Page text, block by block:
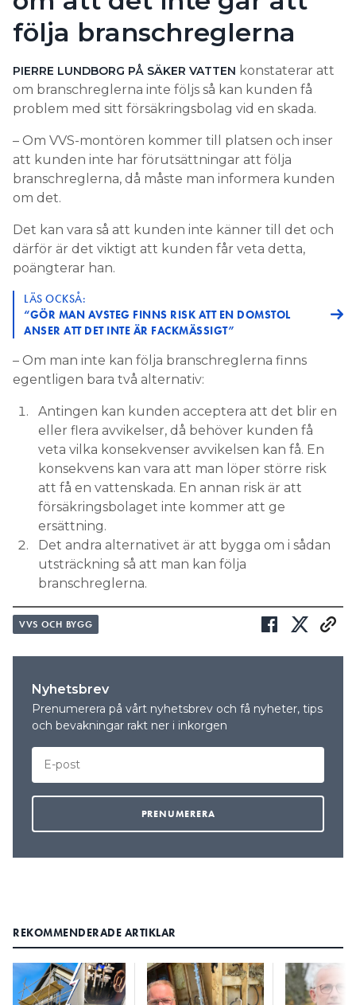
följa branschreglerna
PIERRE LUNDBORG PÅ SÄKER VATTEN konstaterar att
om branschreglerna inte följs så kan kunden få
problem med sitt försäkringsbolag vid en skada.
– Om VVS-montören kommer till platsen och inser
att kunden inte har förutsättningar att följa
branschreglerna, då måste man informera kunden
om det.
Det kan vara så att kunden inte känner till det och
därför är det viktigt att kunden får veta detta,
poängterar han.
LÄS OCKSÅ:
“GÖR MAN AVSTEG FINNS RISK ATT EN DOMSTOL
ANSER ATT DET INTE ÄR FACKMÄSSIGT”
– Om man inte kan följa branschreglerna finns
egentligen bara två alternativ:
Antingen kan kunden acceptera att det blir en
eller flera avvikelser, då behöver kunden få
veta vilka konsekvenser avvikelsen kan få. En
konsekvens kan vara att man löper större risk
att få en vattenskada. En annan risk är att
försäkringsbolaget inte kommer att ge
ersättning.
Det andra alternativet är att bygga om i sådan
utsträckning så att man kan följa
branschreglerna.
VVS OCH BYGG
Nyhetsbrev
Prenumerera på vårt nyhetsbrev och få nyheter, tips
och bevakningar rakt ner i inkorgen
REKOMMENDERADE ARTIKLAR